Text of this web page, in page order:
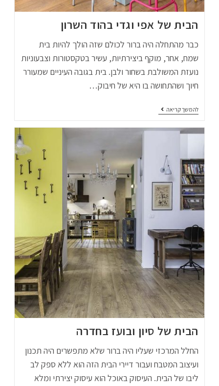
הבית של אפי וגדי בהוד השרון
כבר מהתחלה היה ברור לכולם שזה הולך להיות בית
שמח, אחר, מוקף ביצירתיות, עשיר בטקסטורות וצבעוניות
נועזת המשולבת בשחור ולבן. בית בגובה העיניים שמעורר
חיוך ושהתחושה בו היא של חיבוק…
להמשך קריאה
הבית של סיון ובועז בחדרה
החלל המרכזי שעליו היה ברור שלא מתפשרים היה תכנון
ועיצוב המטבח ועבור דיירי הבית הזה הוא ללא ספק לב
ליבו של הבית. העיסוק באוכל הוא עיסוק יצירתי ומלא